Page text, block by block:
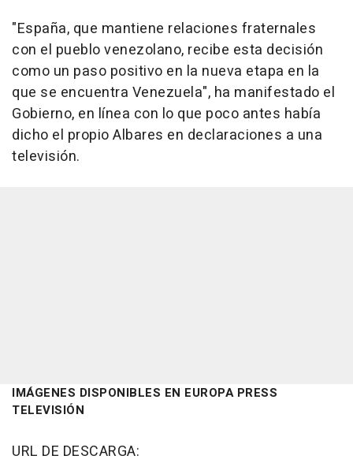
"España, que mantiene relaciones fraternales
con el pueblo venezolano, recibe esta decisión
como un paso positivo en la nueva etapa en la
que se encuentra Venezuela", ha manifestado el
Gobierno, en línea con lo que poco antes había
dicho el propio Albares en declaraciones a una
televisión.
IMÁGENES DISPONIBLES EN EUROPA PRESS
TELEVISIÓN
URL DE DESCARGA: